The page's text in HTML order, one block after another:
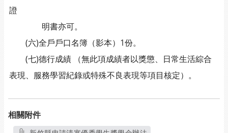
證
明書亦可。
(六)全戶戶口名簿（影本）1份。
(七)德行成績 （無此項成績者以獎懲、日常生活綜合
表現、服務學習紀錄或特殊不良表現等項目核定）。
相關附件